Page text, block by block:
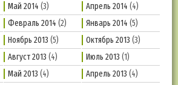
Май 2014 (3) Апрель 2014 (4)
Февраль 2014 (2) Январь 2014 (5)
Ноябрь 2013 (5) Октябрь 2013 (3)
Август 2013 (4) Июль 2013 (1)
Май 2013 (4) Апрель 2013 (4)